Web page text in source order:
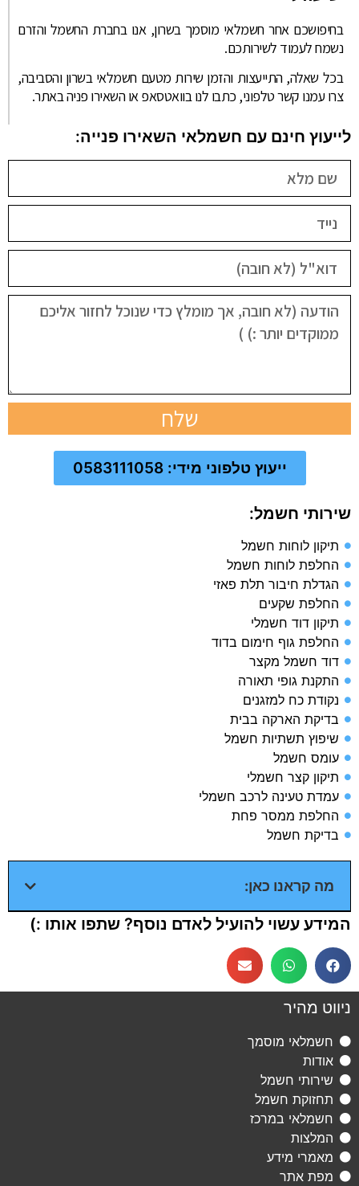
בחיפושכם אחר חשמלאי מוסמך בשרון, אנו בחברת החשמל והזרם
נשמח לעמוד לשירותכם.
בכל שאלה, התייעצות והזמן שירות מטעם חשמלאי בשרון והסביבה,
צרו עמנו קשר טלפוני, כתבו לנו בוואטסאפ או השאירו פניה באתר.
לייעוץ חינם עם חשמלאי השאירו פנייה:
שלח
ייעוץ טלפוני מידי: 0583111058
שירותי חשמל:
תיקון לוחות חשמל
החלפת לוחות חשמל
הגדלת חיבור תלת פאזי
החלפת שקעים
תיקון דוד חשמלי
החלפת גוף חימום בדוד
דוד חשמל מקצר
התקנת גופי תאורה
נקודת כח למזגנים
בדיקת הארקה בבית​
שיפוץ תשתיות חשמל​
עומס חשמל​
תיקון קצר חשמלי​
עמדת טעינה לרכב חשמלי​
החלפת ממסר פחת​
בדיקת חשמל​
מה קראנו כאן:
המידע עשוי להועיל לאדם נוסף? שתפו אותו :)
ניווט מהיר
חשמלאי מוסמך
אודות
שירותי חשמל
תחזוקת חשמל
חשמלאי במרכז
המלצות
מאמרי מידע
מפת אתר